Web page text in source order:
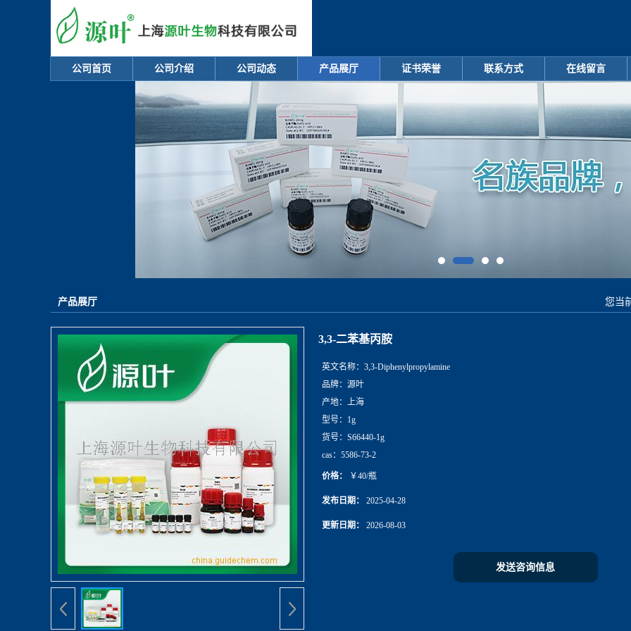
公司首页 公司介绍 公司动态 产品展厅 证书荣誉 联系方式 在线留言
产品展厅 您当
3,3-二苯基丙胺
英文名称： 3,3-Diphenylpropylamine
品牌： 源叶
产地： 上海
型号： 1g
货号： S66440-1g
cas： 5586-73-2
价格： ￥40/瓶
发布日期： 2025-04-28
更新日期： 2026-08-03
发送咨询信息